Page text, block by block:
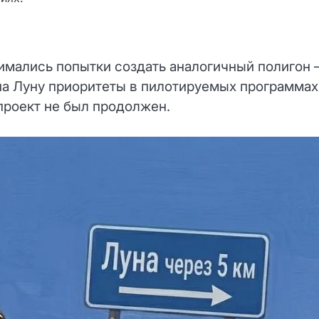
попытки создать аналогичный полигон
Луну приоритеты в пилотируемых программах
не был продолжен.